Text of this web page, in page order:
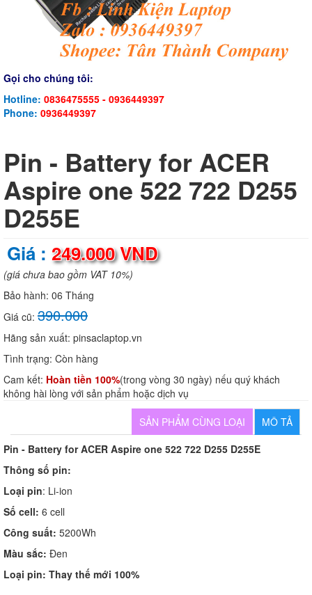
Gọi cho chúng tôi:
Hotline: 0836475555 - 0936449397
Phone: 0936449397
Pin - Battery for ACER
Aspire one 522 722 D255
D255E
Giá : 249.000 VND
(giá chưa bao gồm VAT 10%)
Bảo hành: 06 Tháng
Giá cũ: 390.000
Hãng sản xuất: pinsaclaptop.vn
Tình trạng: Còn hàng
Cam kết: Hoàn tiền 100%(trong vòng 30 ngày) nếu quý khách
không hài lòng với sản phẩm hoặc dịch vụ
MÔ TẢ
SẢN PHẨM CÙNG LOẠI
Pin - Battery for ACER Aspire one 522 722 D255 D255E
Thông số pin:
Loại pin: Li-ion
Số cell: 6 cell
Công suất: 5200Wh
Màu sắc: Đen
Loại pin: Thay thế mới 100%